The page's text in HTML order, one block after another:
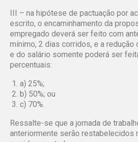
III – na hipótese de pactuação por
escrito, o encaminhamento da
empregado deverá ser feito com
mínimo, 2 dias corridos, e a redução
e do salário somente poderá ser
percentuais:
a) 25%;
b) 50%; ou
c) 70%.
Ressalte-se que a jornada de
anteriormente serão restabelecidos